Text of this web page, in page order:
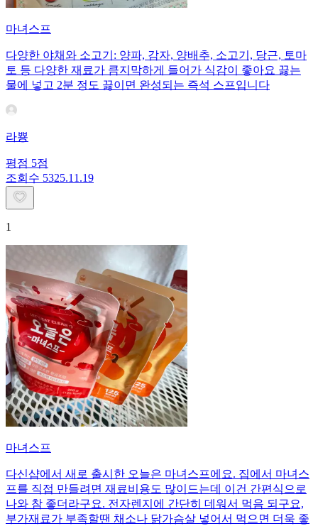
마녀스프
다양한 야채와 소고기: 양파, 감자, 양배추, 소고기, 당근, 토마
토 등 다양한 재료가 큼지막하게 들어가 식감이 좋아요 끓는
물에 넣고 2분 정도 끓이면 완성되는 즉석 스프입니다
라뿅
평점 5점
조회수 5325.11.19
1
마녀스프
다신샵에서 새로 출시한 오늘은 마녀스프에요. 집에서 마녀스
프를 직접 만들려면 재료비용도 많이드는데 이건 간편식으로
나와 참 좋더라구요. 전자렌지에 간단히 데워서 먹음 되구요,
부가재료가 부족할땐 채소나 닭가슴살 넣어서 먹으면 더욱 좋